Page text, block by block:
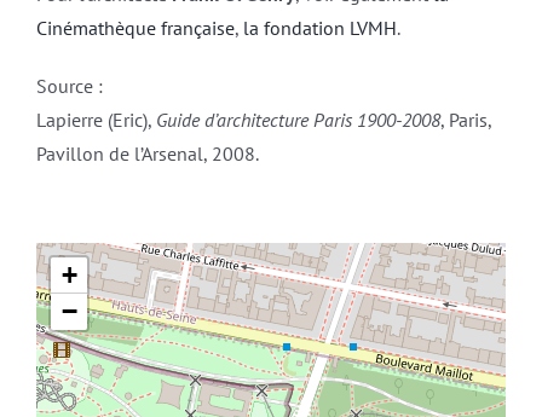
Cinémathèque française, la fondation LVMH.
Source :
Lapierre (Eric), Guide d’architecture Paris 1900-2008, Paris,
Pavillon de l’Arsenal, 2008.
+
−